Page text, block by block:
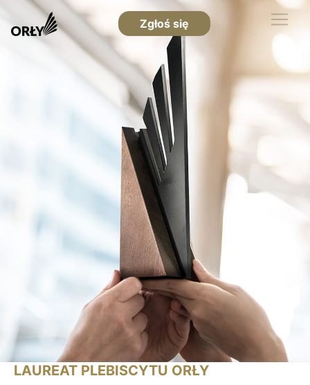
Zgłoś się
LAUREAT PLEBISCYTU ORŁY